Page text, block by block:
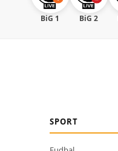
BiG 1 BiG 2
SPORT